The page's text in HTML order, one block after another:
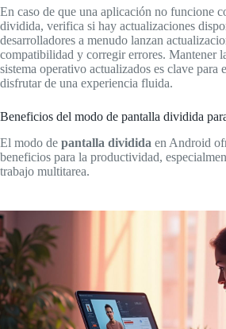
En caso de que una aplicación no funcione
dividida, verifica si hay actualizaciones
desarrolladores a menudo lanzan
compatibilidad y corregir errores. Mantener
sistema operativo actualizados es clave para
disfrutar de una experiencia fluida.
Beneficios del modo de pantalla dividida
El modo de pantalla dividida en Android
beneficios para la productividad,
trabajo multitarea.